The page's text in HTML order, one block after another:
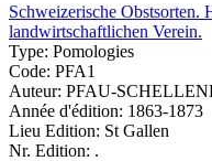
Schweizerische Obstsorten.
landwirtschaftlichen Verein.
Type: Pomologies
Code: PFA1
Auteur: PFAU-
Année d'édition: 1863-1873
Lieu Edition: St Gallen
Nr. Edition: .